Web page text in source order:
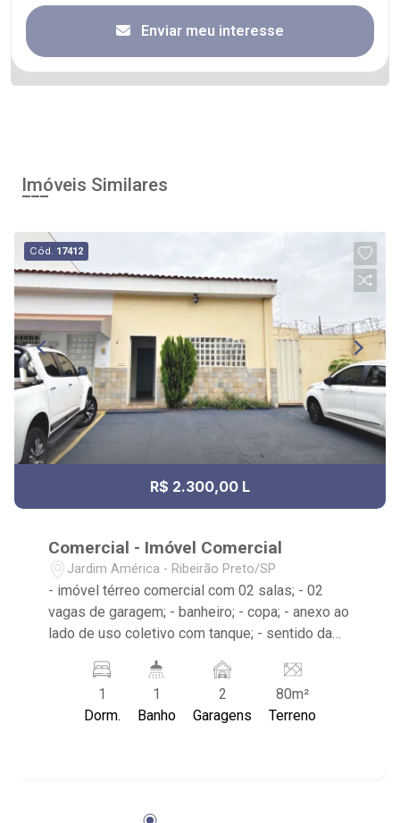
Enviar meu interesse
Imóveis Similares
Cód. 17412
R$ 2.300,00 L
Comercial - Imóvel Comercial
Jardim América - Ribeirão Preto/SP
- imóvel térreo comercial com 02 salas; - 02
vagas de garagem; - banheiro; - copa; - anexo ao
lado de uso coletivo com tanque; - sentido da
- região de grande expansão comercial;
1
Dorm.
1
Banho
2
Garagens
80m²
Terreno